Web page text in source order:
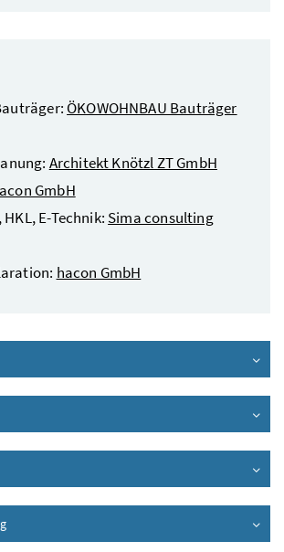
ÖKOWOHNBAU Bauträger
Architekt Knötzl ZT GmbH
GmbH
E-Technik: Sima consulting
hacon GmbH
Inhalt aufklappen